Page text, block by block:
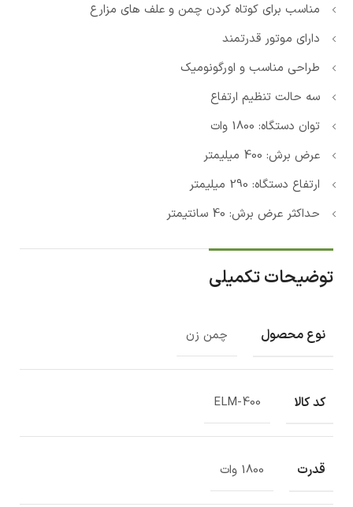
مناسب برای کوتاه کردن چمن و علف های مزارع
دارای موتور قدرتمند
طراحی مناسب و اورگونومیک
سه حالت تنظیم ارتفاع
توان دستگاه: 1800 وات
عرض برش: 400 میلیمتر
ارتفاع دستگاه: 290 میلیمتر
حداکثر عرض برش: 40 سانتیمتر
توضیحات تکمیلی
نوع محصول چمن زن
کد کالا ELM-400
قدرت 1800 وات